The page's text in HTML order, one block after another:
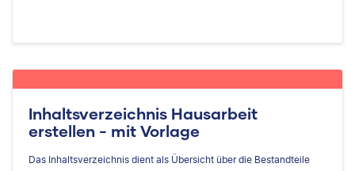
Inhaltsverzeichnis Hausarbeit
erstellen - mit Vorlage
Das Inhaltsverzeichnis dient als Übersicht über die Bestandteile